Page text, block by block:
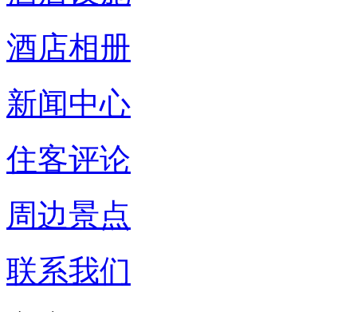
酒店相册
新闻中心
住客评论
周边景点
联系我们